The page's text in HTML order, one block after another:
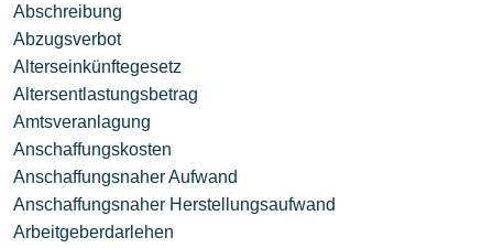
Abschreibung
Abzugsverbot
Alterseinkünftegesetz
Altersentlastungsbetrag
Amtsveranlagung
Anschaffungskosten
Anschaffungsnaher Aufwand
Anschaffungsnaher Herstellungsaufwand
Arbeitgeberdarlehen